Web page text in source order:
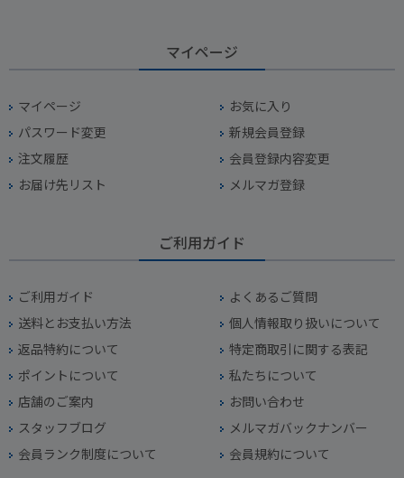
マイページ
マイページ
お気に入り
パスワード変更
新規会員登録
注文履歴
会員登録内容変更
お届け先リスト
メルマガ登録
ご利用ガイド
ご利用ガイド
よくあるご質問
送料とお支払い方法
個人情報取り扱いについて
返品特約について
特定商取引に関する表記
ポイントについて
私たちについて
店舗のご案内
お問い合わせ
スタッフブログ
メルマガバックナンバー
会員ランク制度について
会員規約について